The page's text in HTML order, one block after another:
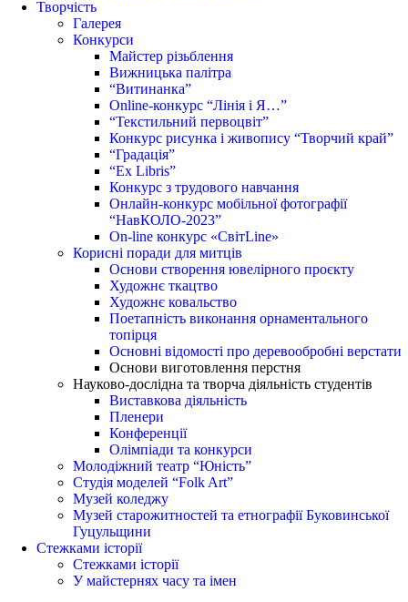
Творчість
Галерея
Конкурси
Майстер різьблення
Вижницька палітра
“Витинанка”
Online-конкурс “Лінія і Я…”
“Текстильний первоцвіт”
Конкурс рисунка і живопису “Творчий край”
“Градація”
“Ex Libris”
Конкурс з трудового навчання
Онлайн-конкурс мобільної фотографії
“НавКОЛО-2023”
On-line конкурс «СвітLine»
Корисні поради для митців
Основи створення ювелірного проєкту
Художнє ткацтво
Художнє ковальство
Поетапність виконання орнаментального
топірця
Основні відомості про деревообробні верстати
Основи виготовлення перстня
Науково-дослідна та творча діяльність студентів
Виставкова діяльність
Пленери
Конференції
Олімпіади та конкурси
Молодіжний театр “Юність”
Студія моделей “Folk Art”
Музей коледжу
Музей старожитностей та етнографії Буковинської
Гуцульщини
Стежками історії
Стежками історії
У майстернях часу та імен